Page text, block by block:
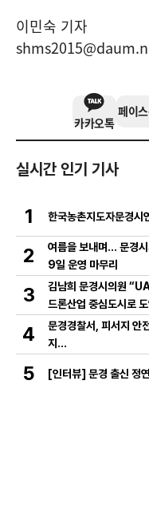
이민숙 기자
카카오톡
페이
실시간 인기 기사
1 한국농촌지도자문경시
2
여름을 보내며… 문경
9일 운영 마무리
3
김남희 문경시의원
드론산업 중심도시로
4
문경경찰서, 피서지 안
지…
5 [인터뷰] 문경 출신 정